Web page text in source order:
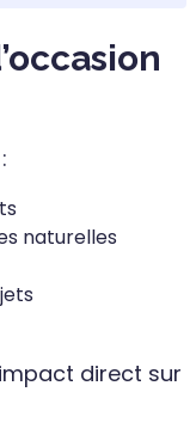
naturelles
direct sur